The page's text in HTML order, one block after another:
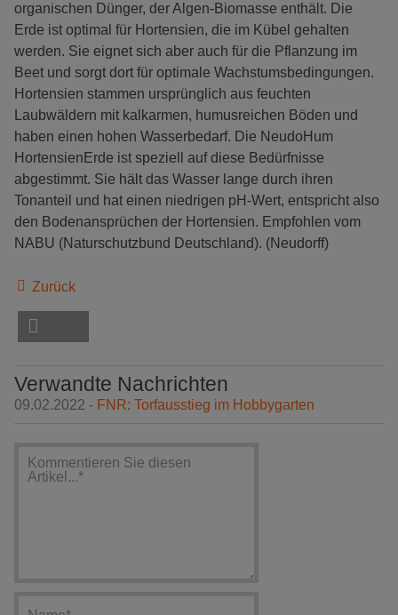
organischen Dünger, der Algen-Biomasse enthält. Die
Erde ist optimal für Hortensien, die im Kübel gehalten
werden. Sie eignet sich aber auch für die Pflanzung im
Beet und sorgt dort für optimale Wachstumsbedingungen.
Hortensien stammen ursprünglich aus feuchten
Laubwäldern mit kalkarmen, humusreichen Böden und
haben einen hohen Wasserbedarf. Die NeudoHum
HortensienErde ist speziell auf diese Bedürfnisse
abgestimmt. Sie hält das Wasser lange durch ihren
Tonanteil und hat einen niedrigen pH-Wert, entspricht also
den Bodenansprüchen der Hortensien. Empfohlen vom
NABU (Naturschutzbund Deutschland). (Neudorff)
Zurück
Verwandte Nachrichten
09.02.2022 - FNR: Torfausstieg im Hobbygarten